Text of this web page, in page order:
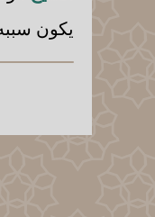
يكون